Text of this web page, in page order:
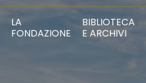
LA
FONDAZIONE
BIBLIOTECA
E ARCHIVI